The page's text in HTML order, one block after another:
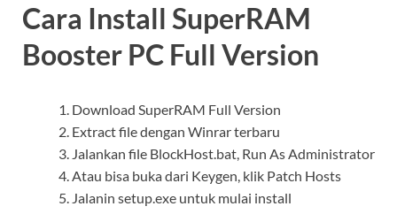
Cara Install SuperRAM
Booster PC Full Version
Download SuperRAM Full Version
Extract file dengan Winrar terbaru
Jalankan file BlockHost.bat, Run As Administrator
Atau bisa buka dari Keygen, klik Patch Hosts
Jalanin setup.exe untuk mulai install